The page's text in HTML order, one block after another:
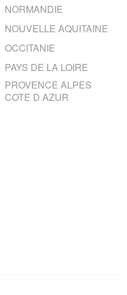
NORMANDIE
NOUVELLE AQUITAINE
OCCITANIE
PAYS DE LA LOIRE
PROVENCE ALPES
COTE D AZUR